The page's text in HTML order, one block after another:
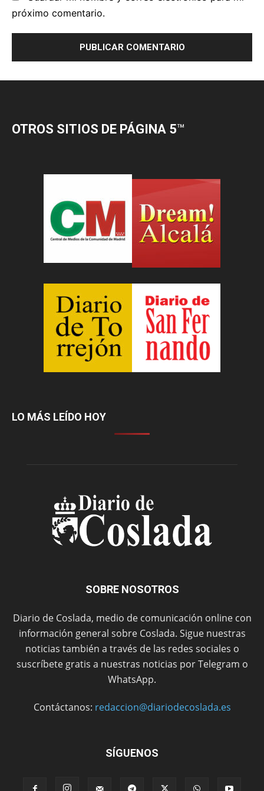
OTROS SITIOS DE PÁGINA 5™
LO MÁS LEÍDO HOY
SOBRE NOSOTROS
Diario de Coslada, medio de comunicación online con
información general sobre Coslada. Sigue nuestras
noticias también a través de las redes sociales o
suscríbete gratis a nuestras noticias por Telegram o
WhatsApp.
Contáctanos: redaccion@diariodecoslada.es
SÍGUENOS